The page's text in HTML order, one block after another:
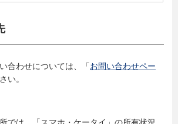
合わせについては、「お問い合わせペー
い。